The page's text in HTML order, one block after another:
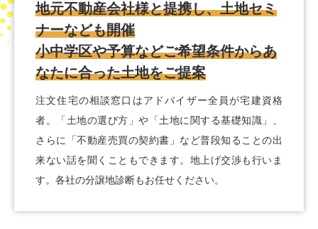
地元不動産会社様と提携し、土地セミ
ナーなども開催
小中学区や予算などご希望条件からあ
なたに合った土地をご提案
注文住宅の相談窓口はアドバイザー全員が宅建資格
者。「土地の選び方」や「土地に関する基礎知識」、
さらに「不動産売買の契約書」など普段知ることの出
来ない話を聞くこともできます。地上げ交渉も行いま
す。各社の分譲地診断もお任せください。